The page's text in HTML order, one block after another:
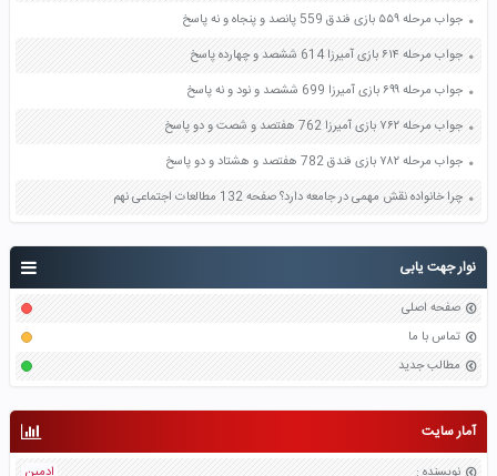
نوار جهت یابی
صفحه اصلی
تماس با ما
مطالب جدید
آمار سایت
جواب مرحله ۵۵۹ بازی فندق 559 پانصد و پنجاه و نه پاسخ
جواب مرحله ۶۱۴ بازی آمیرزا 614 ششصد و چهارده پاسخ
جواب مرحله ۶۹۹ بازی آمیرزا 699 ششصد و نود و نه پاسخ
جواب مرحله ۷۶۲ بازی آمیرزا 762 هفتصد و شصت و دو پاسخ
جواب مرحله ۷۸۲ بازی فندق 782 هفتصد و هشتاد و دو پاسخ
چرا خانواده نقش مهمی در جامعه دارد؟ صفحه 132 مطالعات اجتماعی نهم